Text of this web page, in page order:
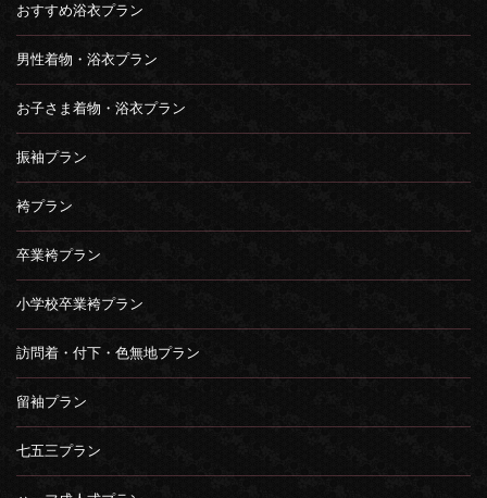
おすすめ浴衣プラン
男性着物・浴衣プラン
お子さま着物・浴衣プラン
振袖プラン
袴プラン
卒業袴プラン
小学校卒業袴プラン
訪問着・付下・色無地プラン
留袖プラン
七五三プラン